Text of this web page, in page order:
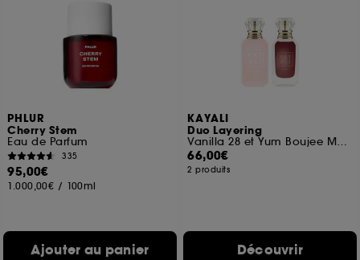
PHLUR
Cherry Stem
Eau de Parfum
335
95,00€
1.000,00€ / 100ml
Ajouter au panier
KAYALI
Duo Layering
Vanilla 28 et Yum Boujee Marshamallow 81
66,00€
2 produits
Découvrir